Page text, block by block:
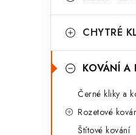
r
n
n
o
i
e
CHYTRÉ
KOVÁNÍ A
Černé kliky a
Rozetové
Štítové kování